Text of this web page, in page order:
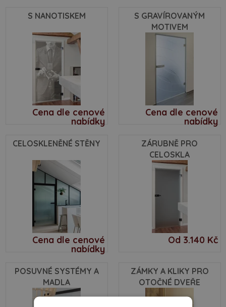
S NANOTISKEM
Cena dle cenové
nabídky
S GRAVÍROVANÝM
MOTIVEM
Cena dle cenové
nabídky
CELOSKLENĚNÉ STĚNY
Cena dle cenové
nabídky
ZÁRUBNĚ PRO
CELOSKLA
Od 3.140 Kč
POSUVNÉ SYSTÉMY A
MADLA
ZÁMKY A KLIKY PRO
OTOČNÉ DVEŘE